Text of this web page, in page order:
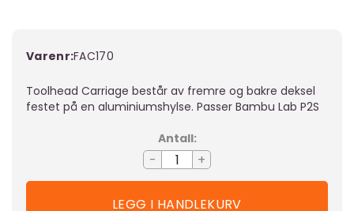
Varenr:FAC170
Toolhead Carriage består av fremre og bakre deksel
festet på en aluminiumshylse. Passer Bambu Lab P2S
Antall:
- +